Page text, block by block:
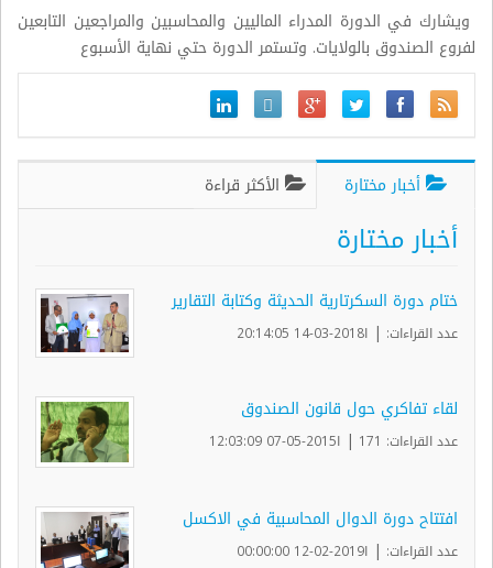
ويشارك في الدورة المدراء الماليين والمحاسبين والمراجعين التابعين
لفروع الصندوق بالولايات. وتستمر الدورة حتي نهاية الأسبوع
أخبار مختارة الأكثر قراءة
أخبار مختارة
ختام دورة السكرتارية الحديثة وكتابة التقارير
عدد القراءات: | ا2018-03-14 20:14:05
لقاء تفاكري حول قانون الصندوق
عدد القراءات: 171 | ا2015-05-07 12:03:09
افتتاح دورة الدوال المحاسبية في الاكسل
عدد القراءات: | ا2019-02-12 00:00:00